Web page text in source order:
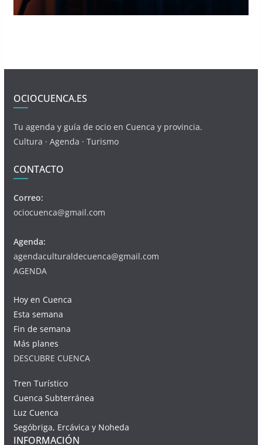
OCIOCUENCA.ES
Tu agenda y guía de ocio en Cuenca y provincia.
Cultura · Agenda · Turismo
CONTACTO
Correo:
ociocuenca@gmail.com
Agenda:
agendaculturaldecuenca@gmail.com
AGENDA
Hoy en Cuenca
Esta semana
Fin de semana
Más planes
DESCUBRE CUENCA
Tren Turístico
Cuenca Subterránea
Luz Cuenca
Segóbriga, Ercávica y Noheda
INFORMACIÓN